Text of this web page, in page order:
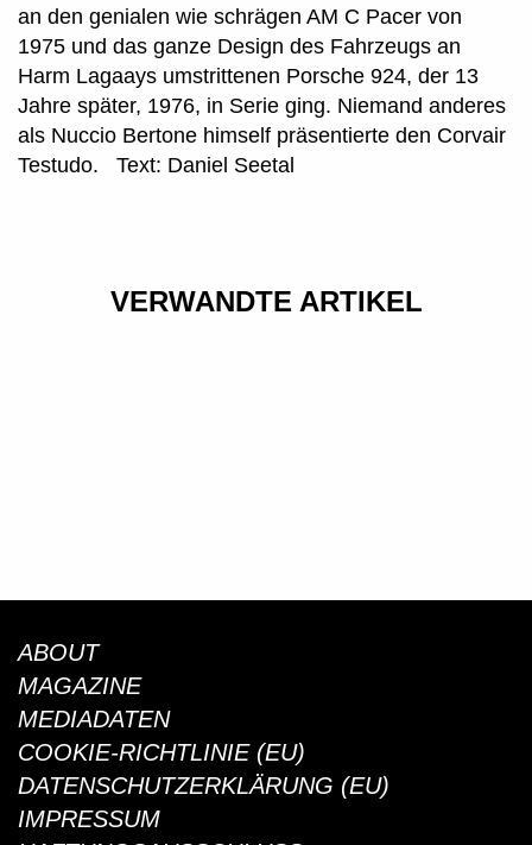
an den genialen wie schrägen AM C Pacer von
1975 und das ganze Design des Fahrzeugs an
Harm Lagaays umstrittenen Porsche 924, der 13
Jahre später, 1976, in Serie ging. Niemand anderes
als Nuccio Bertone himself präsentierte den Corvair
Testudo. Text: Daniel Seetal
VERWANDTE ARTIKEL
NICOLE MOUDABER
HYUNDAI PRÄSENTIERT DIE
ABOUT
MAGAZINE
MEDIADATEN
COOKIE-RICHTLINIE (EU)
DATENSCHUTZERKLÄRUNG (EU)
IMPRESSUM